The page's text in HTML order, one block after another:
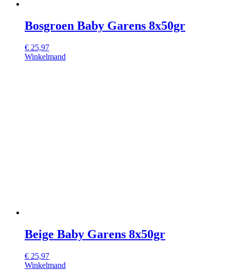
Bosgroen Baby Garens 8x50gr
€ 25,97
Winkelmand
Beige Baby Garens 8x50gr
€ 25,97
Winkelmand